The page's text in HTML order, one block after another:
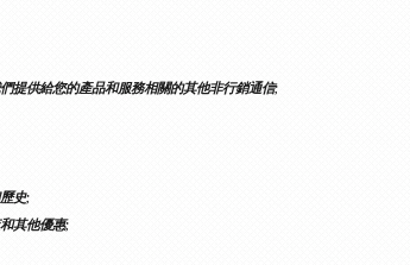
提供給您的產品和服務相關的其他非行銷通信;
史;
其他優惠;